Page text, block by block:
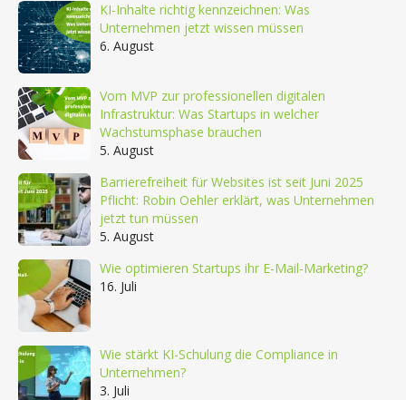
KI-Inhalte richtig kennzeichnen: Was
Unternehmen jetzt wissen müssen
6. August
Vom MVP zur professionellen digitalen
Infrastruktur: Was Startups in welcher
Wachstumsphase brauchen
5. August
Barrierefreiheit für Websites ist seit Juni 2025
Pflicht: Robin Oehler erklärt, was Unternehmen
jetzt tun müssen
5. August
Wie optimieren Startups ihr E-Mail-Marketing?
16. Juli
Wie stärkt KI-Schulung die Compliance in
Unternehmen?
3. Juli